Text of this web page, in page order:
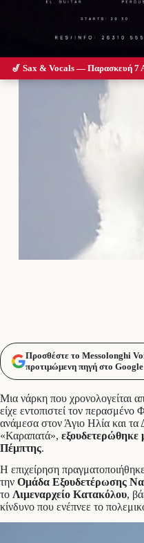
Προσθέστε το Messolonghi
προτιμώμενη πηγή στο Google
Μια νάρκη που χρονολογείται
είχε εντοπιστεί τον
ανάμεσα στον Άγιο Ηλία και τα
«Καραπατά», εξουδετερώθηκε
Πέμπτης.
Η επιχείρηση
την Ομάδα Εξουδετέρωσης
το Λιμεναρχείο Κατακόλου,
κίνδυνο που ενέπνεε το
🎷 Sax & Vocals — Παρασκευή 7